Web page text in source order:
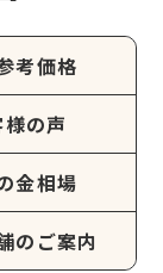
考価格
の声
金相場
のご案内